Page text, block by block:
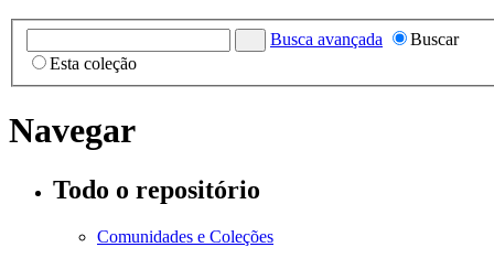
Busca avançada
Buscar
Esta coleção
Navegar
Todo o repositório
Comunidades e Coleções